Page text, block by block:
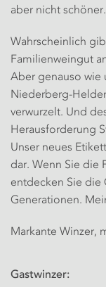
aber nicht
Wahrscheinlich
Familienweingut
Aber genauso wie
Niederberg-
verwurzelt. Und
Herausforderung
Unser neues
dar. Wenn Sie die
entdecken Sie die
Generationen.
Markante Winzer,
Gastwinzer: